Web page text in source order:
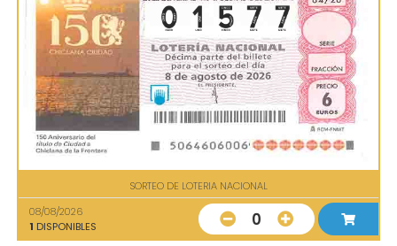
SORTEO DE LOTERIA NACIONAL
08/08/2026
1 DISPONIBLES 0